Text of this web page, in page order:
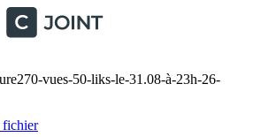
vues-50-liks-le-31.08-à-23h-26-
fichier